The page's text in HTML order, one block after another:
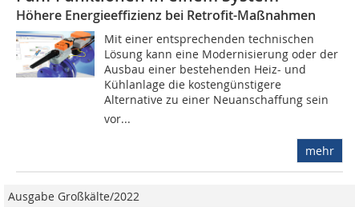
Höhere Energieeffizienz bei Retrofit-Maßnahmen
Mit einer entsprechenden technischen
Lösung kann eine Modernisierung oder der
Ausbau einer bestehenden Heiz- und
Kühlanlage die kostengünstigere
Alternative zu einer Neuanschaffung sein 
vor...
mehr
Ausgabe Großkälte/2022